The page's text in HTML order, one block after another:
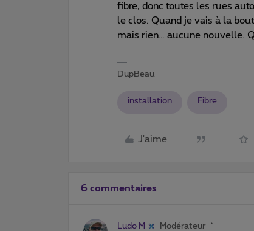
fibre, donc toutes les rues
le clos. Quand je vais à la
mais rien… aucune nouvelle.
DupBeau
installation Fibre
J'aime
6 commentaires
Ludo M Modérateur